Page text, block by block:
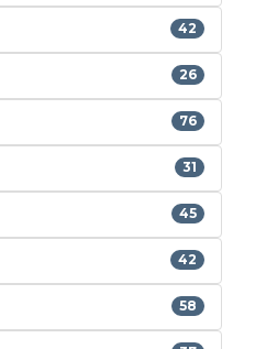
42
26
76
31
45
42
58